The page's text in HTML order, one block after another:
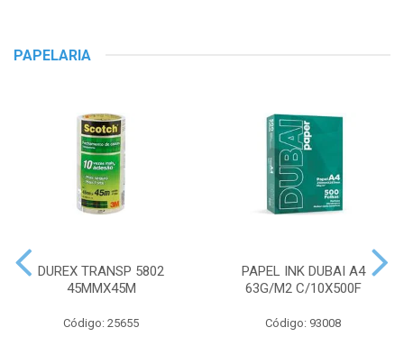
PAPELARIA
DUREX TRANSP 5802
45MMX45M
Código: 25655
PAPEL INK DUBAI A4
63G/M2 C/10X500F
Código: 93008